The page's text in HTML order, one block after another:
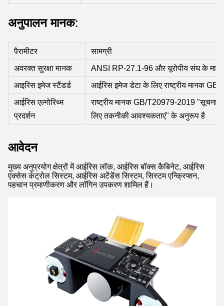
अनुपालन मानक:
पैरामीटर
सामग्री
अवरक्त सुरक्षा मानक
ANSI RP-27.1-96 और यूरोपीय संघ के
आइरिस इमेज स्टैंडर्ड
आईरिस इमेज डेटा के लिए राष्ट्रीय मानक
आईरिस एल्गोरिथ्म
प्रदर्शन
राष्ट्रीय मानक GB/T20979-2019 "सूचना
लिए तकनीकी आवश्यकताएं" के अनुरूप है
आवेदन
मुख्य अनुप्रयोग क्षेत्रों में आईरिस लॉक, आईरिस बॉक्स कैबिनेट, आईरिस
एक्सेस कंट्रोल सिस्टम, आईरिस अटेंडेंस सिस्टम, सिस्टम एन्क्रिप्शन,
पहचान प्रमाणीकरण और लॉगिन उपकरण शामिल हैं।